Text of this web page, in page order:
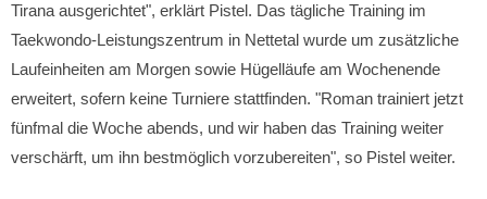
Tirana ausgerichtet", erklärt Pistel. Das tägliche Training im
Taekwondo-Leistungszentrum in Nettetal wurde um zusätzliche
Laufeinheiten am Morgen sowie Hügelläufe am Wochenende
erweitert, sofern keine Turniere stattfinden. "Roman trainiert jetzt
fünfmal die Woche abends, und wir haben das Training weiter
verschärft, um ihn bestmöglich vorzubereiten", so Pistel weiter.